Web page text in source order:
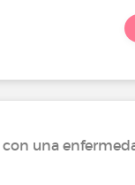
una